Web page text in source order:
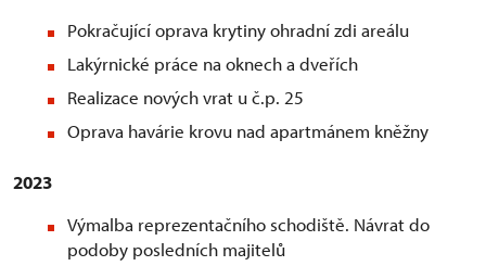
Pokračující oprava krytiny ohradní zdi areálu
Lakýrnické práce na oknech a dveřích
Realizace nových vrat u č.p. 25
Oprava havárie krovu nad apartmánem kněžny
2023
Výmalba reprezentačního schodiště. Návrat do
podoby posledních majitelů